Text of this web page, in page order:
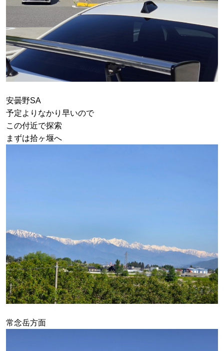
安曇野SA
予定よりなかり早いので
この付近で探索
まずは拾ヶ堰へ
常念岳方面